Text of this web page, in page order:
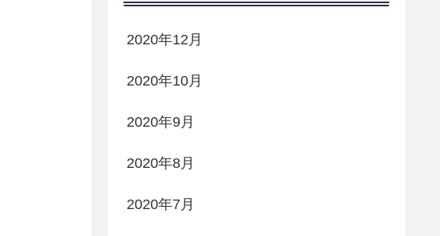
2020年12月
2020年10月
2020年9月
2020年8月
2020年7月